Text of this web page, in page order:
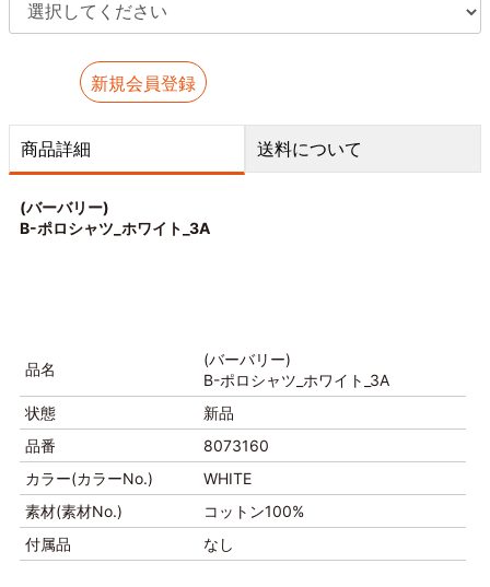
新規会員登録
商品詳細 送料について
(バーバリー)
B-ポロシャツ_ホワイト_3A
品名
(バーバリー)
B-ポロシャツ_ホワイト_3A
状態
新品
品番
8073160
カラー(カラーNo.)
WHITE
素材(素材No.)
コットン100%
付属品
なし